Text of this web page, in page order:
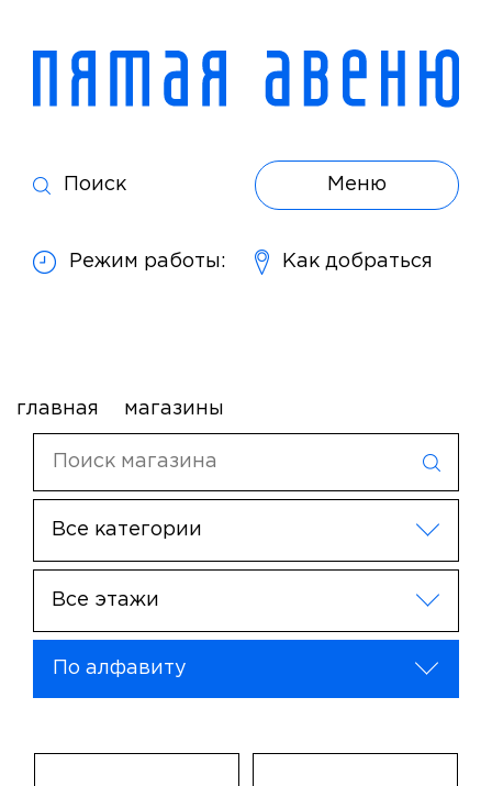
Поиск
Режим работы: Как добраться
Меню
главная магазины
Все категории
Все этажи
По алфавиту